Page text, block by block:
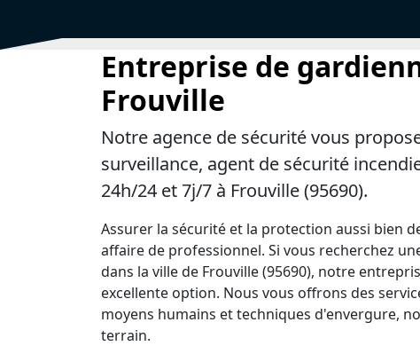
Entreprise de
Frouville
Notre agence de sécurité vous
surveillance, agent de sécurité
24h/24 et 7j/7 à Frouville (95690).
Assurer la sécurité et la protection aussi bien
affaire de professionnel. Si vous recherchez
dans la ville de Frouville (95690), notre
excellente option. Nous vous offrons des
moyens humains et techniques d'envergure,
terrain.